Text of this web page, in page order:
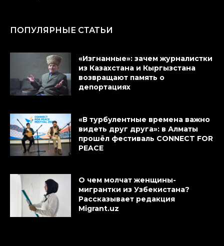
ПОПУЛЯРНЫЕ СТАТЬИ
«Изгнанные»: зачем журналистки
из Казахстана и Кыргызстана
возвращают память о
депортациях
«В турбулентные времена важно
видеть друг друга»: в Алматы
прошёл фестиваль CONNECT FOR
PEACE
О чем молчат женщины-
мигрантки из Узбекистана?
Рассказывает редакция
Migrant.uz